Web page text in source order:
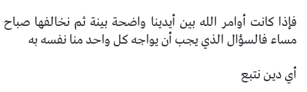
فإذا كانت أوامر الله بين أيدينا واضحة بينة ثم نخالفها صباح
مساء فالسؤال الذي يجب أن يواجه كل واحد منا نفسه به
أي دين نتبع